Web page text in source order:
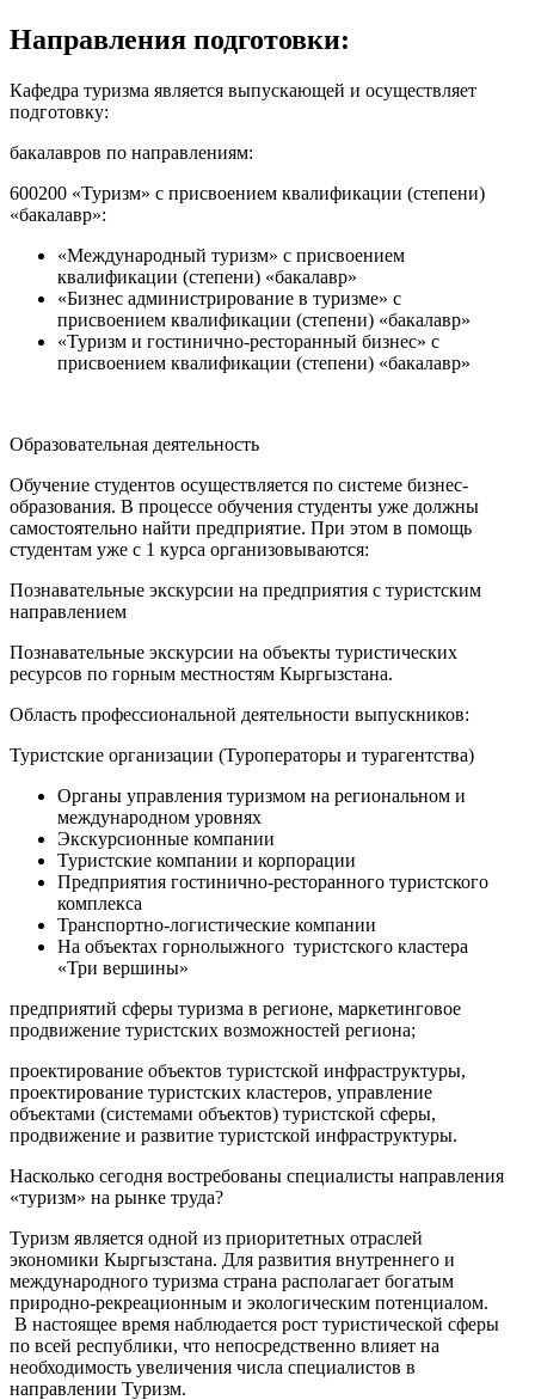
Направления подготовки:
Кафедра туризма является выпускающей и осуществляет
подготовку:
бакалавров по направлениям:
600200 «Туризм» с присвоением квалификации (степени)
«бакалавр»:
«Международный туризм» с присвоением
квалификации (степени) «бакалавр»
«Бизнес администрирование в туризме» с
присвоением квалификации (степени) «бакалавр»
«Туризм и гостинично-ресторанный бизнес» с
присвоением квалификации (степени) «бакалавр»
Образовательная деятельность
Обучение студентов осуществляется по системе бизнес-
образования. В процессе обучения студенты уже должны
самостоятельно найти предприятие. При этом в помощь
студентам уже с 1 курса организовываются:
Познавательные экскурсии на предприятия с туристским
направлением
Познавательные экскурсии на объекты туристических
ресурсов по горным местностям Кыргызстана.
Область профессиональной деятельности выпускников:
Туристские организации (Туроператоры и турагентства)
Органы управления туризмом на региональном и
международном уровнях
Экскурсионные компании
Туристские компании и корпорации
Предприятия гостинично-ресторанного туристского
комплекса
Транспортно-логистические компании
На объектах горнолыжного туристского кластера
«Три вершины»
предприятий сферы туризма в регионе, маркетинговое
продвижение туристских возможностей региона;
проектирование объектов туристской инфраструктуры,
проектирование туристских кластеров, управление
объектами (системами объектов) туристской сферы,
продвижение и развитие туристской инфраструктуры.
Насколько сегодня востребованы специалисты направления
«туризм» на рынке труда?
Туризм является одной из приоритетных отраслей
экономики Кыргызстана. Для развития внутреннего и
международного туризма страна располагает богатым
природно-рекреационным и экологическим потенциалом.
В настоящее время наблюдается рост туристической сферы
по всей республики, что непосредственно влияет на
необходимость увеличения числа специалистов в
направлении Туризм.